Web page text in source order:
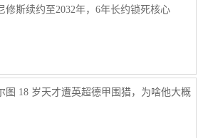
修斯续约至2032年，6年长约锁死核心
图 18 岁天才遭英超德甲围猎，为啥他大概